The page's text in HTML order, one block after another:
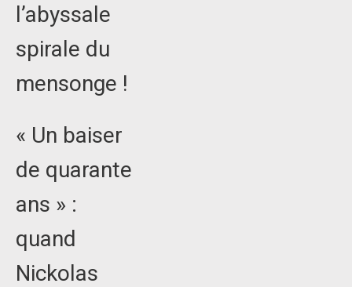
l’abyssale
spirale du
mensonge !
« Un baiser
de quarante
ans » :
quand
Nickolas